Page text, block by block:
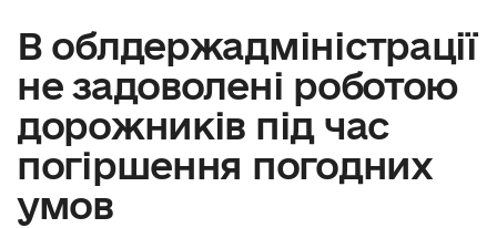
В облдержадміністрації
не задоволені роботою
дорожників під час
погіршення погодних
умов